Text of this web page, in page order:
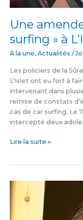
Une
surfing » à
À la une, Actualités /
Les policiers de la
L’Islet ont eu fort à
intervenant dans
remise de constats
cas de car surfing. Le
intercepté deux
Lire la suite »
Tchin